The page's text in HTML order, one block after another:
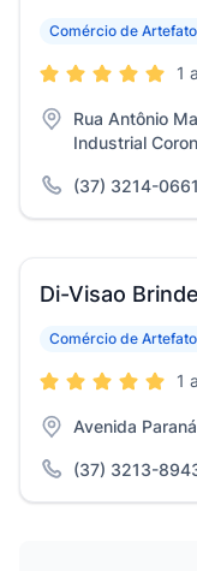
Comércio de
1
Rua Antônio
Industrial
(37) 3214-0661
Di-Visao
Comércio de
1
Avenida
(37) 3213-